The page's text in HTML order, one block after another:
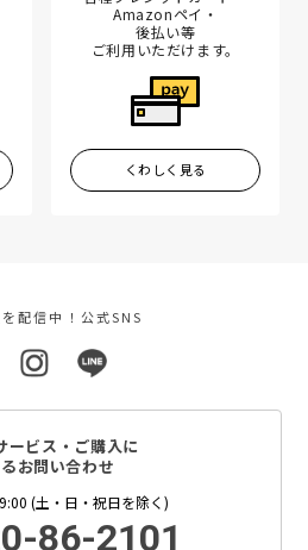
Amazonペイ・
後払い等
ご利用いただけます。
くわしく見る
配信中！公式SNS
ービス・ご購入に
お問い合わせ
(土・日・祝日を除く)
86-2101